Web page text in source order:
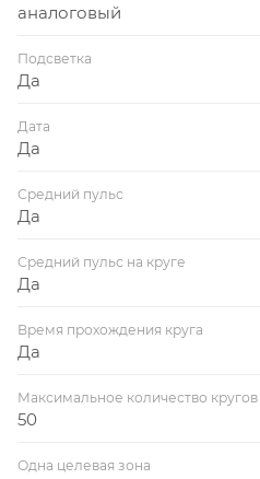
аналоговый
Подсветка
Да
Дата
Да
Средний пульс
Да
Средний пульс на круге
Да
Время прохождения круга
Да
Максимальное количество кругов
50
Одна целевая зона